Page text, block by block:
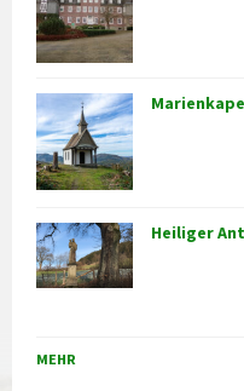
Heiliger
MEHR